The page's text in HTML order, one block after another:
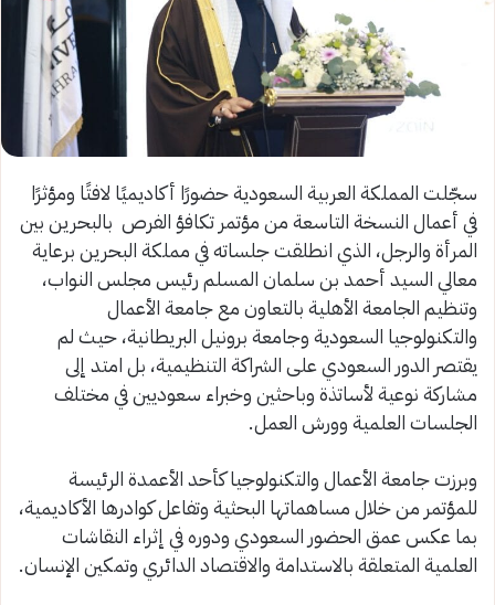
سجّلت المملكة العربية السعودية حضورًا أكاديميًا لافتًا ومؤثرًا
في أعمال النسخة التاسعة من مؤتمر تكافؤ الفرص بالبحرين بين
المرأة والرجل، الذي انطلقت جلساته في مملكة البحرين برعاية
معالي السيد أحمد بن سلمان المسلم رئيس مجلس النواب،
وتنظيم الجامعة الأهلية بالتعاون مع جامعة الأعمال
والتكنولوجيا السعودية وجامعة برونيل البريطانية، حيث لم
يقتصر الدور السعودي على الشراكة التنظيمية، بل امتد إلى
مشاركة نوعية لأساتذة وباحثين وخبراء سعوديين في مختلف
الجلسات العلمية وورش العمل.
وبرزت جامعة الأعمال والتكنولوجيا كأحد الأعمدة الرئيسة
للمؤتمر من خلال مساهماتها البحثية وتفاعل كوادرها الأكاديمية،
بما عكس عمق الحضور السعودي ودوره في إثراء النقاشات
العلمية المتعلقة بالاستدامة والاقتصاد الدائري وتمكين الإنسان.